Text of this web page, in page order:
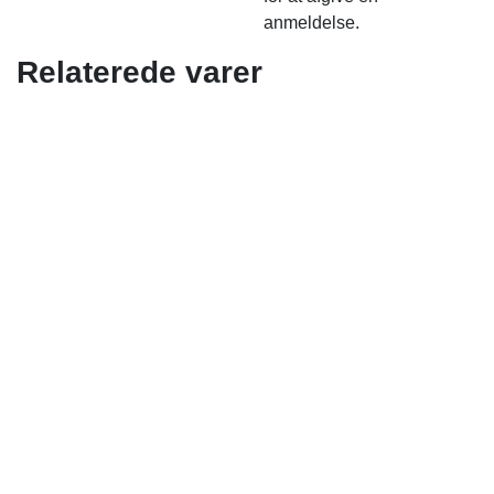
anmeldelse.
Relaterede varer